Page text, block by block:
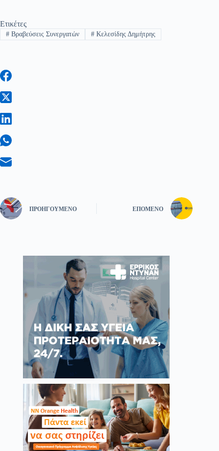
Ετικέτες
#Βραβεύσεις Συνεργατών #Κελεσίδης Δημήτρης
ΠΡΟΗΓΟΎΜΕΝΟ ΕΠΌΜΕΝΟ